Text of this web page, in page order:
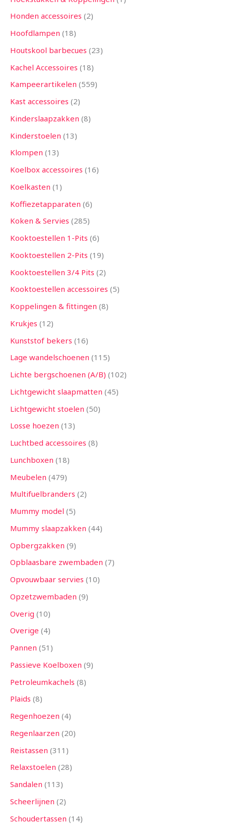
Honden accessoires 2
Hoofdlampen 18
Houtskool barbecues 23
Kachel Accessoires 18
Kampeerartikelen 559
Kast accessoires 2
Kinderslaapzakken 8
Kinderstoelen 13
Klompen 13
Koelbox accessoires 16
Koelkasten 1
Koffiezetapparaten 6
Koken & Servies 285
Kooktoestellen 1-Pits 6
Kooktoestellen 2-Pits 19
Kooktoestellen 3/4 Pits 2
Kooktoestellen accessoires 5
Koppelingen & fittingen 8
Krukjes 12
Kunststof bekers 16
Lage wandelschoenen 115
Lichte bergschoenen (A/B) 102
Lichtgewicht slaapmatten 45
Lichtgewicht stoelen 50
Losse hoezen 13
Luchtbed accessoires 8
Lunchboxen 18
Meubelen 479
Multifuelbranders 2
Mummy model 5
Mummy slaapzakken 44
Opbergzakken 9
Opblaasbare zwembaden 7
Opvouwbaar servies 10
Opzetzwembaden 9
Overig 10
Overige 4
Pannen 51
Passieve Koelboxen 9
Petroleumkachels 8
Plaids 8
Regenhoezen 4
Regenlaarzen 20
Reistassen 311
Relaxstoelen 28
Sandalen 113
Scheerlijnen 2
Schoudertassen 14